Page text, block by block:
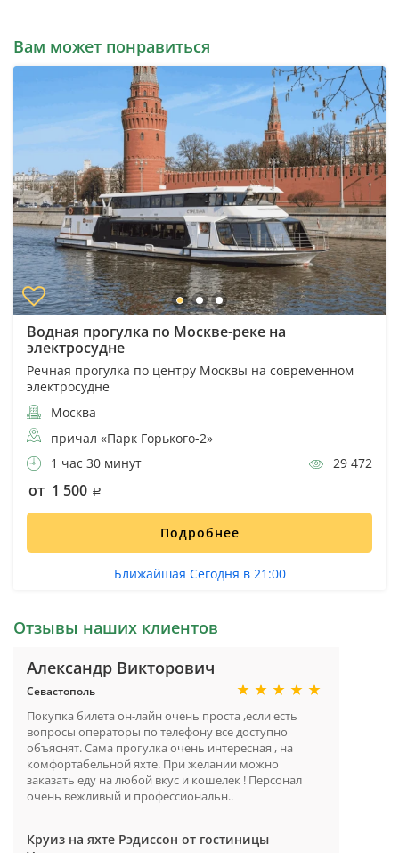
Вам может понравиться
Водная прогулка по Москве-реке на
электросудне
Речная прогулка по центру Москвы на современном
электросудне
Москва
причал «Парк Горького-2»
1 час 30 минут
29 472
от 1 500
Подробнее
Ближайшая Сегодня в 21:00
Отзывы наших клиентов
Александр Викторович
Севастополь
Покупка билета он-лайн очень проста ,если есть
вопросы операторы по телефону все доступно
объяснят. Сама прогулка очень интересная , на
комфортабельной яхте. При желании можно
заказать еду на любой вкус и кошелек ! Персонал
очень вежливый и профессиональн..
Круиз на яхте Рэдиссон от гостиницы